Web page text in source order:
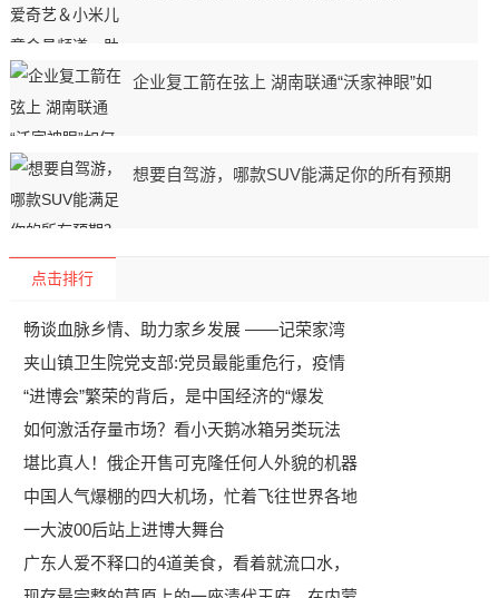
企业复工箭在弦上 湖南联通“沃家神眼”如
想要自驾游，哪款SUV能满足你的所有预期
点击排行
畅谈血脉乡情、助力家乡发展 ——记荣家湾
夹山镇卫生院党支部:党员最能重危行，疫情
“进博会”繁荣的背后，是中国经济的“爆发
如何激活存量市场？看小天鹅冰箱另类玩法
堪比真人！俄企开售可克隆任何人外貌的机器
中国人气爆棚的四大机场，忙着飞往世界各地
一大波00后站上进博大舞台
广东人爱不释口的4道美食，看着就流口水，